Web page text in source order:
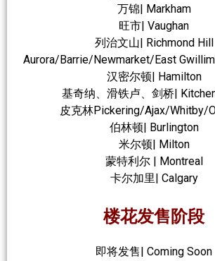
万锦| Markham
旺市| Vaughan
列治文山| Richmond Hill
Aurora/Barrie/Newmarket/East
汉密尔顿| Hamilton
基奇纳、滑铁卢、剑桥|
皮克林Pickering/Ajax/Whitby/
伯林顿| Burlington
米尔顿| Milton
蒙特利尔 | Montreal
卡尔加里| Calgary
楼花发售阶段
即将发售| Coming Soon